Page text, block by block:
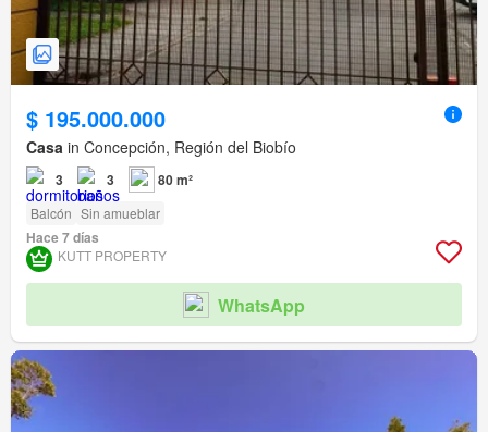
$ 195.000.000
Casa in Concepción, Región del Biobío
3 3 80 m²
Balcón Sin amueblar
Hace 7 días
KUTT PROPERTY
WhatsApp